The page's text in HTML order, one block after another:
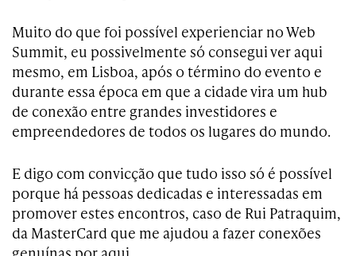
Muito do que foi possível experienciar no Web
Summit, eu possivelmente só consegui ver aqui
mesmo, em Lisboa, após o término do evento e
durante essa época em que a cidade vira um hub
de conexão entre grandes investidores e
empreendedores de todos os lugares do mundo.
E digo com convicção que tudo isso só é possível
porque há pessoas dedicadas e interessadas em
promover estes encontros, caso de Rui Patraquim,
da MasterCard que me ajudou a fazer conexões